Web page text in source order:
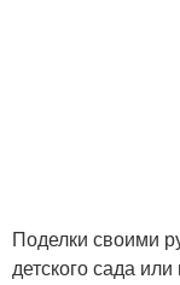
Поделки своими
детского сада